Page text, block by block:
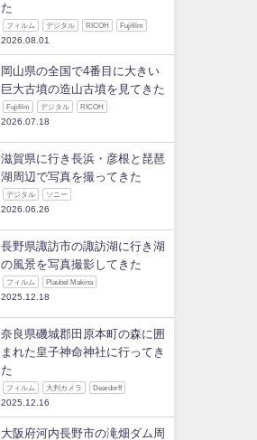
た
フィルム デジタル RICOH Fujifilm
2026.08.01
岡山県の全国で4番目に大きい
巨大古墳の造山古墳を見てきた
Fujifilm デジタル RICOH
2026.07.18
滋賀県に行き長浜・彦根と琵琶
湖周辺で写真を撮ってきた
デジタル ソニー
2026.06.26
長野県諏訪市の諏訪湖に行き湖
の風景を写真撮影してきた
フィルム Plaubel Makina
2025.12.18
奈良県磯城郡田原本町の森に囲
まれた皇子神命神社に行ってき
た
フィルム 大判カメラ Deardorff
2025.12.16
大阪府河内長野市の滝畑ダム周